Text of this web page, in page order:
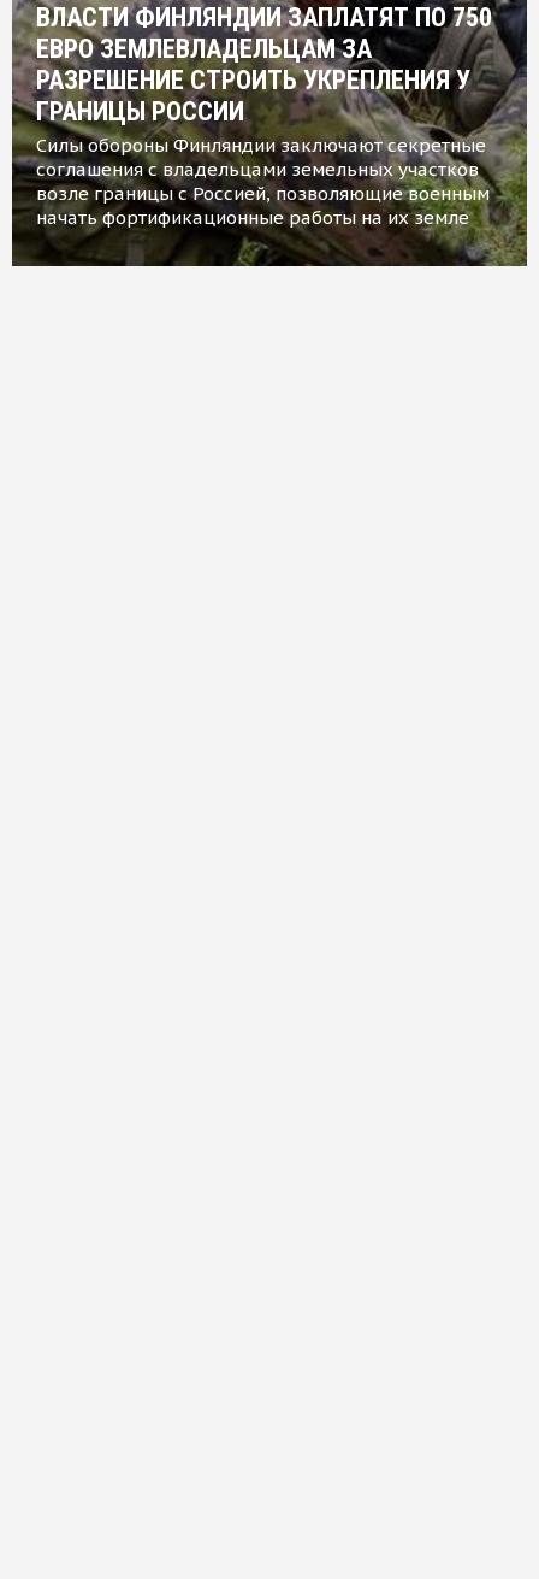
ВЛАСТИ ФИНЛЯНДИИ ЗАПЛАТЯТ ПО 750
ЕВРО ЗЕМЛЕВЛАДЕЛЬЦАМ ЗА
РАЗРЕШЕНИЕ СТРОИТЬ УКРЕПЛЕНИЯ У
ГРАНИЦЫ РОССИИ
Силы обороны Финляндии заключают секретные
соглашения с владельцами земельных участков
возле границы с Россией, позволяющие военным
начать фортификационные работы на их земле